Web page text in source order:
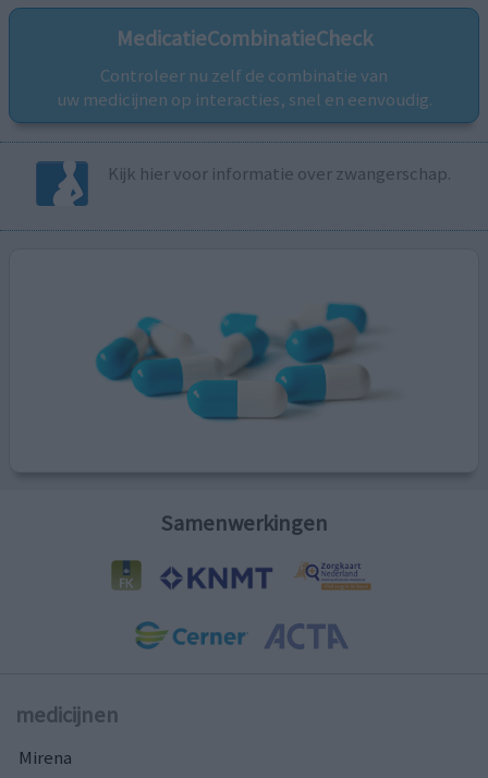
MedicatieCombinatieCheck
Controleer nu zelf de combinatie van
uw medicijnen op interacties, snel en eenvoudig.
Kijk hier voor informatie over zwangerschap.
Samenwerkingen
medicijnen
Mirena